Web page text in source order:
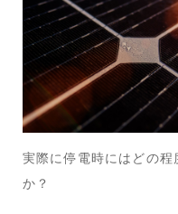
実際に停電時にはどの
か？